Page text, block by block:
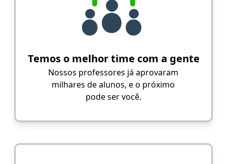
Temos o melhor time com a gente
Nossos professores já aprovaram
milhares de alunos, e o próximo
pode ser você.